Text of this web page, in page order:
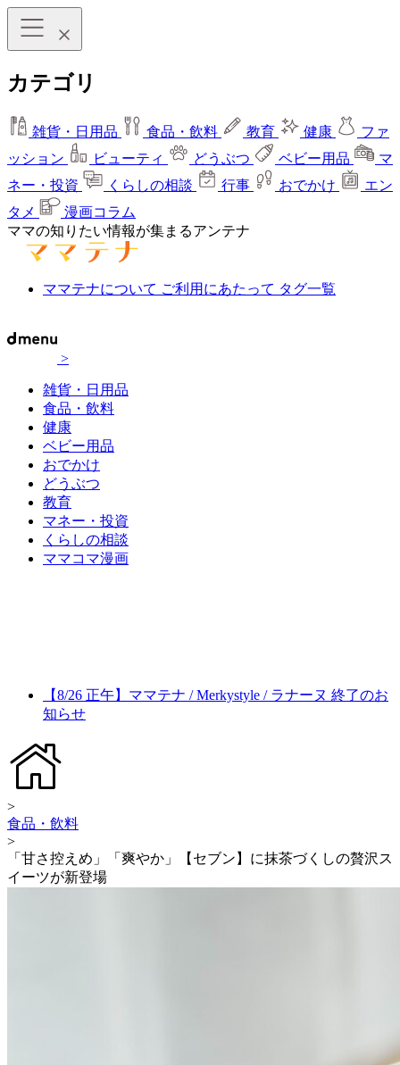
カテゴリ
雑貨・日用品 食品・飲料 教育 健康
ファ
ッション
ビューティ どうぶつ ベビー用品
マ
ネー・投資
くらしの相談 行事 おでかけ
エン
タメ
漫画コラム
ママの知りたい情報が集まるアンテナ
ママテナについて ご利用にあたって タグ一覧
>
雑貨・日用品
食品・飲料
健康
ベビー用品
おでかけ
どうぶつ
教育
マネー・投資
くらしの相談
ママコマ漫画
【8/26 正午】ママテナ / Merkystyle / ラナーヌ 終了のお
知らせ
>
食品・飲料
>
「甘さ控えめ」「爽やか」【セブン】に抹茶づくしの贅沢ス
イーツが新登場